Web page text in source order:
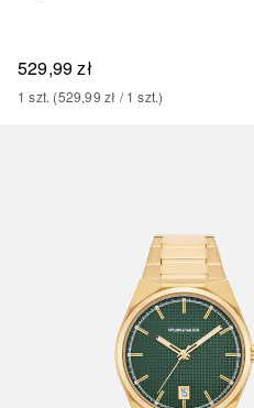
529,99 zł
1 szt. (529,99 zł / 1 szt.)